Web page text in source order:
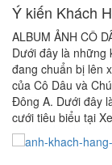
Ý kiến Khách
ALBUM ẢNH CÔ
Dưới đây là những
đang chuẩn bị lên
của Cô Dâu và
Đông A. Dưới đây
cưới tiêu biểu tại